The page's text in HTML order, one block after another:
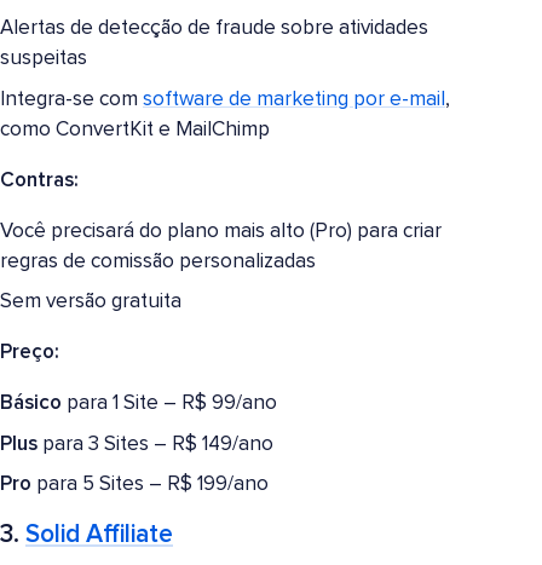
Alertas de detecção de fraude sobre atividades
suspeitas
Integra-se com software de marketing por e-mail ,
como ConvertKit e MailChimp
Contras:
Você precisará do plano mais alto (Pro) para criar
regras de comissão personalizadas
Sem versão gratuita
Preço:
Básico para 1 Site – R$ 99/ano
Plus para 3 Sites – R$ 149/ano
Pro para 5 Sites – R$ 199/ano
3. Solid Affiliate